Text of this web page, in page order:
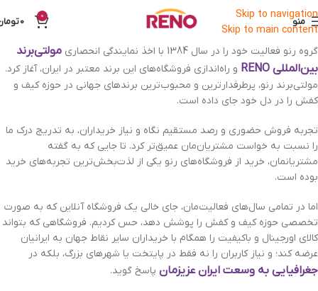
Skip to navigation
Skip to main content
منو 0
0
گروه رنو فعالیت خود را در سال 1384 با اخذ نمایندگی انحصاری
مولتی‌برند
بین‌المللی RENO
و راه‌اندازی فروشگاه‌های این برند معتبر در ایران، آغاز کرد.
مولتی‌برند رنو، پرطرفدارترین و محبوب‌ترین برندهای جهانی در حوزه کیف و
کفش را در دل خود جای داده است.
تجربه فروش حضوری و رصد مستقیم نگاه و نیاز خریداران، به تدریج درک ما
را نسبت به خواست مشتریان‌مان عمیق‌تر کرد. تا جایی که به گفته
مشتریانمان، خرید از فروشگاه‌های رنو یکی از لذت‌بخش‌ترین تجربه‌های خرید
بوده است.
اما در تمامی سال‌های فعالیت‌مان، جای خالی یک فروشگاه آنلاین که به صورت
تخصصی حوزه کیف و کفش را پوشش دهد، حس کردیم. فروشگاهی که بتواند
کالای اورجینال و باکیفیت را همگام با خریداران سایر نقاط جهان به ایرانیان
عرضه کند؛ و نیاز کاربران را نه فقط در پایتخت یا شهرهای بزرگ، بلکه در
جغرافیایی به وسعت ایران عزیزمان پاسخ گوید.